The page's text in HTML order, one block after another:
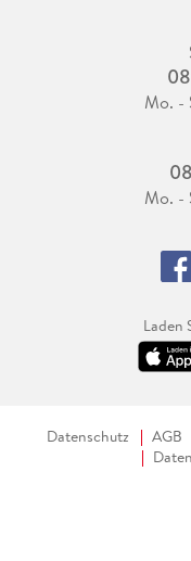
Mo. -
Mo. -
Laden
Datenschutz AGB